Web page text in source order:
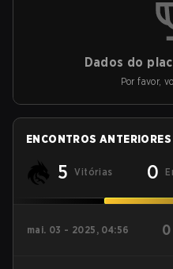
Dados do
Por favor,
ENCONTROS ANTERIORES
5 Vitórias 0
mai. 03 - 2025, 04:56 0